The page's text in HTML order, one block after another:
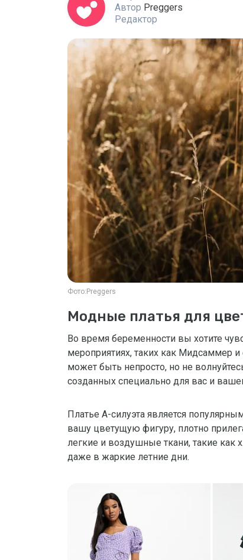
Автор Preggers
Редактор
Фото:Preggers
Модные платья для
Во время беременности вы хотите
мероприятиях, таких как Мидсаммер
может быть непросто, но не
созданных специально для вас и
Платье А-силуэта является
вашу цветущую фигуру, плотно
легкие и воздушные ткани, такие как
даже в жаркие летние дни.